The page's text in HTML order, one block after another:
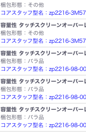
梱包形態：その他
コアスタッフ型名：zp2216-
容量性 タッチスクリーンオー
梱包形態：その他
コアスタッフ型名：zp2216-
容量性 タッチスクリーンオー
梱包形態：バラ品
コアスタッフ型名：zp2216-98-
容量性 タッチスクリーンオー
梱包形態：バラ品
コアスタッフ型名：zp2216-98-
容量性 タッチスクリーンオー
梱包形態：バラ品
コアスタッフ型名：zp2216-98-